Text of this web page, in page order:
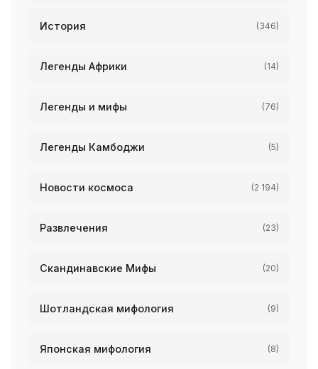
История (346)
Легенды Африки (14)
Легенды и мифы (76)
Легенды Камбоджи (5)
Новости космоса (2 194)
Развлечения (23)
Скандинавские Мифы (20)
Шотландская мифология (9)
Японская мифология (8)